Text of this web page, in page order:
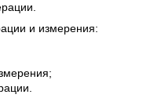
и измерения: